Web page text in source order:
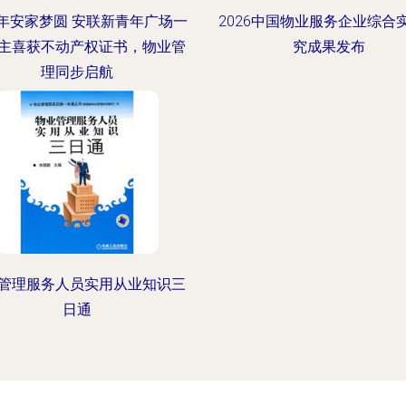
安家梦圆 安联新青年广场一
喜获不动产权证书，物业管
理同步启航
2026中国物业服务企业综合
究成果发布
理服务人员实用从业知识三
日通